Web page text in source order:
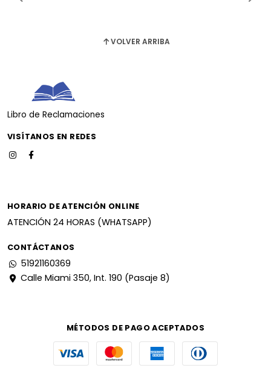
VOLVER ARRIBA
Libro de Reclamaciones
VISÍTANOS EN REDES
HORARIO DE ATENCIÓN ONLINE
ATENCIÓN 24 HORAS (WHATSAPP)
CONTÁCTANOS
51921160369
Calle Miami 350, Int. 190 (Pasaje 8)
MÉTODOS DE PAGO ACEPTADOS